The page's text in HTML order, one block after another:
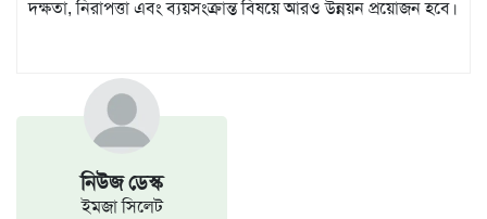
নিউজ ডেস্ক
ইমজা সিলেট
দক্ষতা, নিরাপত্তা এবং ব্যয়সংক্রান্ত বিষয়ে আরও উন্নয়ন প্রয়োজন হবে।